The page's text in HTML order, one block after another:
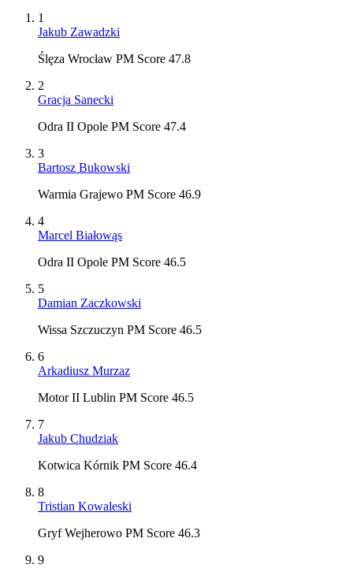
1
Jakub Zawadzki
Ślęza Wrocław PM Score 47.8
2
Gracja Sanecki
Odra II Opole PM Score 47.4
3
Bartosz Bukowski
Warmia Grajewo PM Score 46.9
4
Marcel Białowąs
Odra II Opole PM Score 46.5
5
Damian Zaczkowski
Wissa Szczuczyn PM Score 46.5
6
Arkadiusz Murzaz
Motor II Lublin PM Score 46.5
7
Jakub Chudziak
Kotwica Kórnik PM Score 46.4
8
Tristian Kowaleski
Gryf Wejherowo PM Score 46.3
9